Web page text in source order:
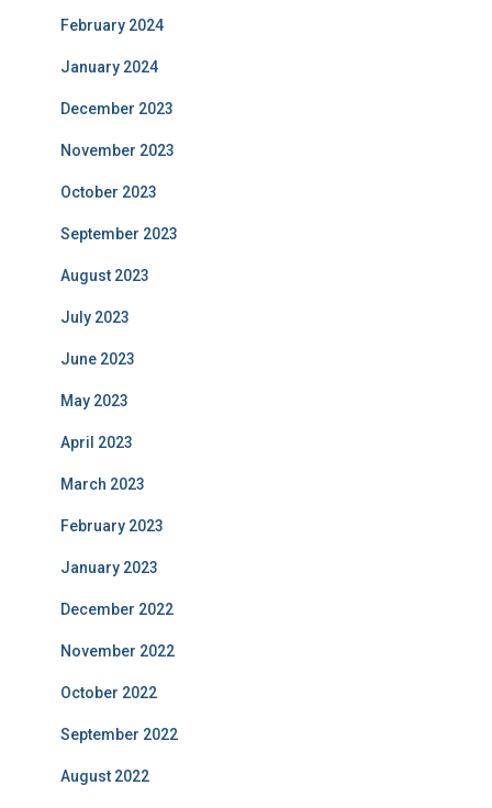
February 2024
January 2024
December 2023
November 2023
October 2023
September 2023
August 2023
July 2023
June 2023
May 2023
April 2023
March 2023
February 2023
January 2023
December 2022
November 2022
October 2022
September 2022
August 2022